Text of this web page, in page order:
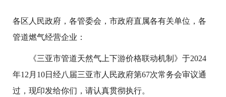
各区人民政府，各管委会，市政府直属各有关单位，各
管道燃气经营企业：
《三亚市管道天然气上下游价格联动机制》于2024
年12月10日经八届三亚市人民政府第67次常务会审议通
过，现印发给你们，请认真贯彻执行。